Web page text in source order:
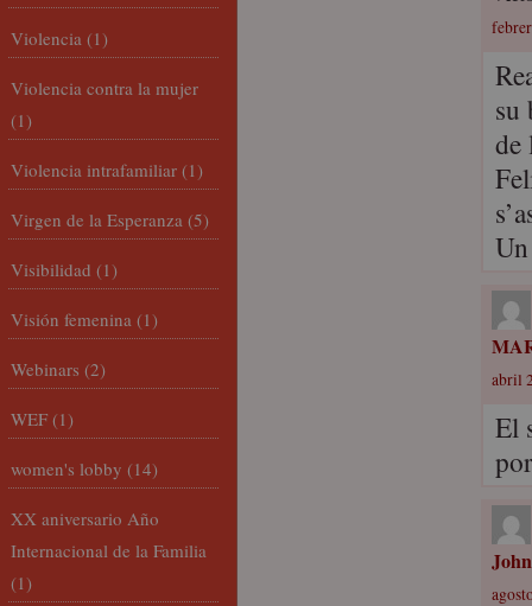
su
de
abril
El
John
Violencia (1)
Violencia contra la mujer
(1)
Violencia intrafamiliar (1)
Virgen de la Esperanza (5)
Visibilidad (1)
Visión femenina (1)
Webinars (2)
WEF (1)
women's lobby (14)
XX aniversario Año
Internacional de la Familia
(1)